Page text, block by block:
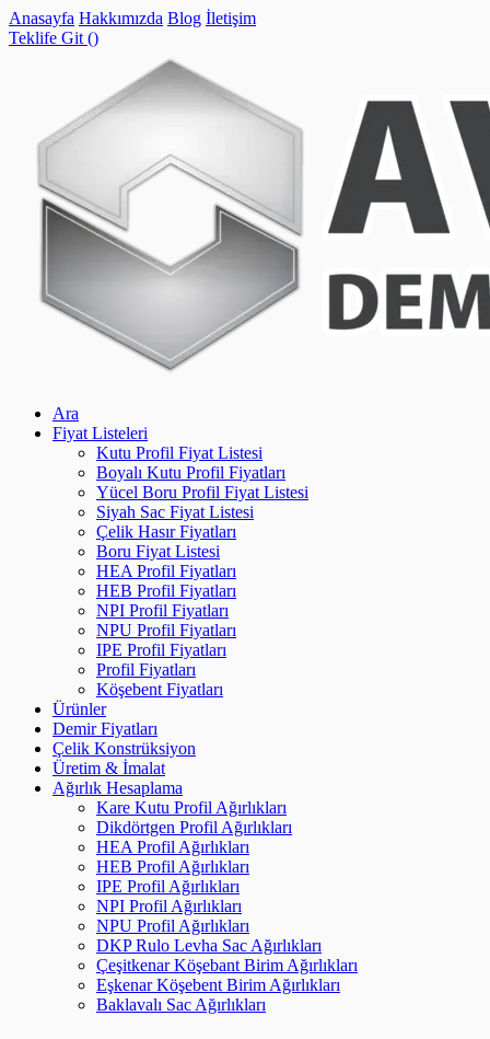
Anasayfa Hakkımızda Blog İletişim
Teklife Git ()
Ara
Fiyat Listeleri
Kutu Profil Fiyat Listesi
Boyalı Kutu Profil Fiyatları
Yücel Boru Profil Fiyat Listesi
Siyah Sac Fiyat Listesi
Çelik Hasır Fiyatları
Boru Fiyat Listesi
HEA Profil Fiyatları
HEB Profil Fiyatları
NPI Profil Fiyatları
NPU Profil Fiyatları
IPE Profil Fiyatları
Profil Fiyatları
Köşebent Fiyatları
Ürünler
Demir Fiyatları
Çelik Konstrüksiyon
Üretim & İmalat
Ağırlık Hesaplama
Kare Kutu Profil Ağırlıkları
Dikdörtgen Profil Ağırlıkları
HEA Profil Ağırlıkları
HEB Profil Ağırlıkları
IPE Profil Ağırlıkları
NPI Profil Ağırlıkları
NPU Profil Ağırlıkları
DKP Rulo Levha Sac Ağırlıkları
Çeşitkenar Köşebant Birim Ağırlıkları
Eşkenar Köşebent Birim Ağırlıkları
Baklavalı Sac Ağırlıkları